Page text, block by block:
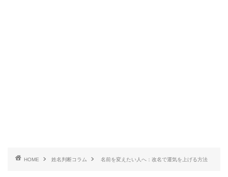
HOME 姓名判断コラム 名前を変えたい人へ：改名で運気を上げる方法